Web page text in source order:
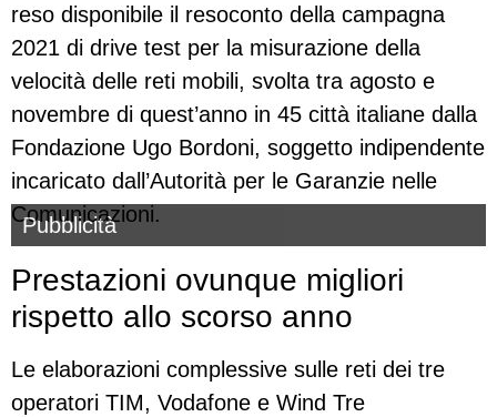
reso disponibile il resoconto della campagna
2021 di drive test per la misurazione della
velocità delle reti mobili, svolta tra agosto e
novembre di quest’anno in 45 città italiane dalla
Fondazione Ugo Bordoni, soggetto indipendente
incaricato dall’Autorità per le Garanzie nelle
Comunicazioni.
Pubblicità
Prestazioni ovunque migliori
rispetto allo scorso anno
Le elaborazioni complessive sulle reti dei tre
operatori TIM, Vodafone e Wind Tre